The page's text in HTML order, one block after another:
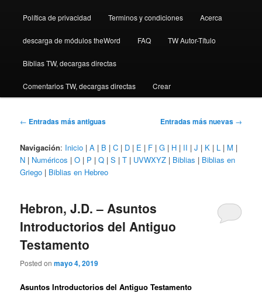
Política de privacidad Terminos y condiciones Acerca
descarga de módulos theWord FAQ TW Autor-Título
Biblias TW, decargas directas
Comentarios TW, decargas directas Crear
Navegación
entradas
← Entradas más antiguas Entradas más nuevas →
Navigación: Inicio |A | B |C | D | E | F |G | H | II |J | K | L | M |
N | Numéricos |O | P |Q |S |T | UVWXYZ | Biblias | Biblias en
Griego | Biblias en Hebreo
Hebron, J.D. – Asuntos
Introductorios del Antiguo
Testamento
Posted onmayo 4, 2019
Asuntos Introductorios del Antiguo Testamento